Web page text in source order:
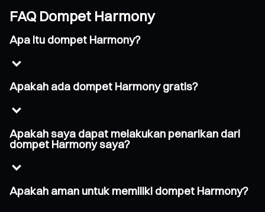
FAQ Dompet Harmony
Apa itu dompet Harmony?
Apakah ada dompet Harmony gratis?
Apakah saya dapat melakukan penarikan dari
dompet Harmony saya?
Apakah aman untuk memiliki dompet Harmony?